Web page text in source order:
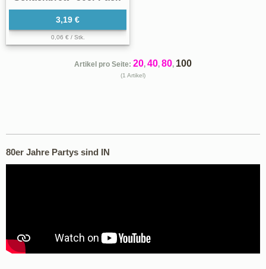
3,19 €
0,06 € / Stk.
Artikel pro Seite: 20, 40, 80, 100
(1 Artikel)
80er Jahre Partys sind IN